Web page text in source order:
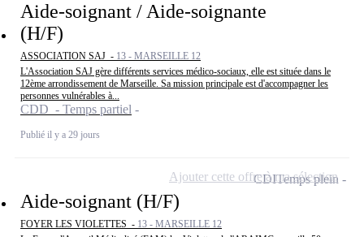
Aide-soignant / Aide-soignante
(H/F)
ASSOCIATION SAJ - 13 - MARSEILLE 12
L'Association SAJ gère différents services médico-sociaux, elle est située dans le
12ème arrondissement de Marseille. Sa mission principale est d'accompagner les
personnes vulnérables à...
CDD - Temps partiel
Publié il y a 29 jours
Aide-soignant (H/F)
FOYER LES VIOLETTES - 13 - MARSEILLE 12
CDITemps plein
Ajouter cette offre à ma sélection